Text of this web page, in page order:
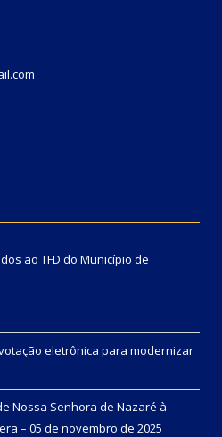
ao TFD do Município de
eletrônica para modernizar
Nossa Senhora de Nazaré à
– 05 de novembro de 2025